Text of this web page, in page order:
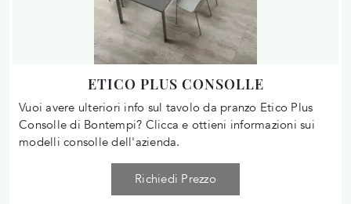
ETICO PLUS CONSOLLE
Vuoi avere ulteriori info sul tavolo da pranzo Etico Plus
Consolle di Bontempi? Clicca e ottieni informazioni sui
modelli consolle dell'azienda.
Richiedi Prezzo